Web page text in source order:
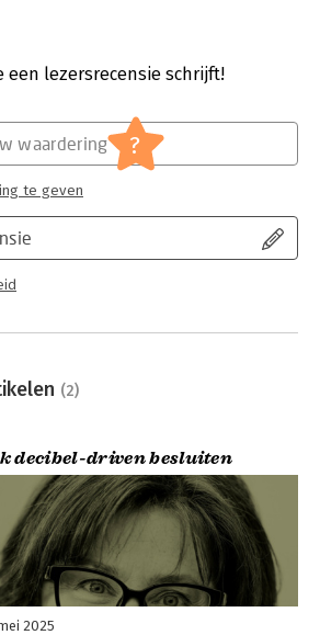
Boom
Algemeen management
een lezersrecensie schrijft!
waardering ?
te geven
(2)
decibel-driven besluiten
2025